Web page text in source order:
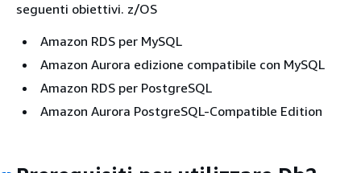
seguenti obiettivi. z/OS
Amazon RDS per MySQL
Amazon Aurora edizione compatibile con MySQL
Amazon RDS per PostgreSQL
Amazon Aurora PostgreSQL-Compatible Edition